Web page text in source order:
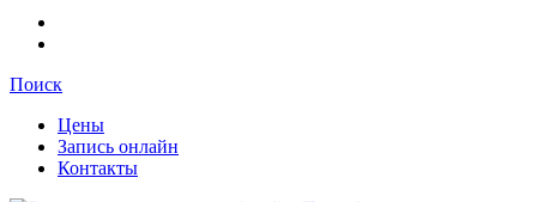
Поиск
Цены
Запись онлайн
Контакты